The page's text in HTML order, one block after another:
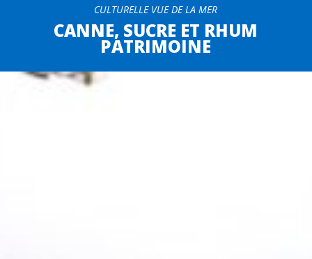
CULTURELLE VUE DE LA MER
CANNE, SUCRE ET RHUM
PATRIMOINE